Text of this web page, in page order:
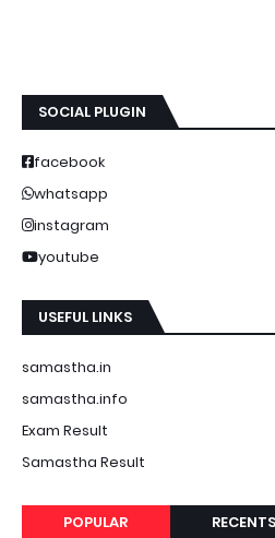
SOCIAL PLUGIN
facebook
whatsapp
instagram
youtube
USEFUL LINKS
samastha.in
samastha.info
Exam Result
Samastha Result
POPULAR RECENTS